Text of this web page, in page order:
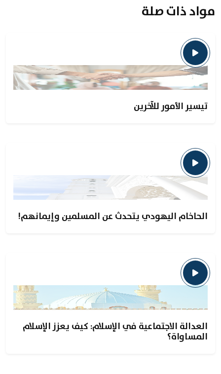
مواد ذات صلة
تيسير الأمور للآخرين
الحاخام اليهودي يتحدث عن المسلمين وإيمانهم!
العدالة الاجتماعية في الإسلام: كيف يعزز الإسلام
المساواة؟